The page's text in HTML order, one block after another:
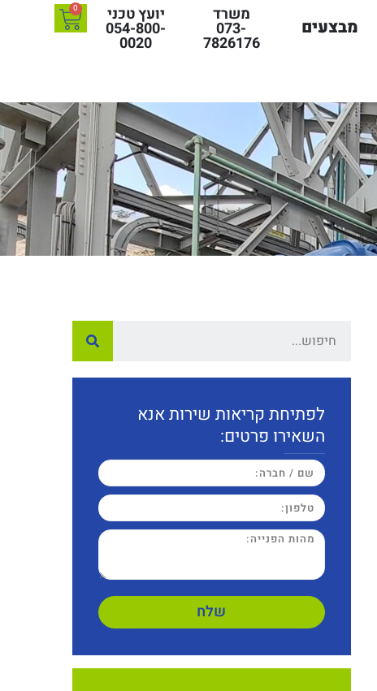
מבצעים
משרד
073-
7826176
יועץ טכני
054-800-
0020
0
לפתיחת קריאות שירות אנא
השאירו פרטים:
שלח